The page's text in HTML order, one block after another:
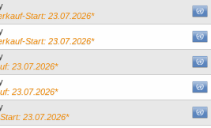
Start: 23.07.2026*
Start: 23.07.2026*
23.07.2026*
23.07.2026*
23.07.2026*